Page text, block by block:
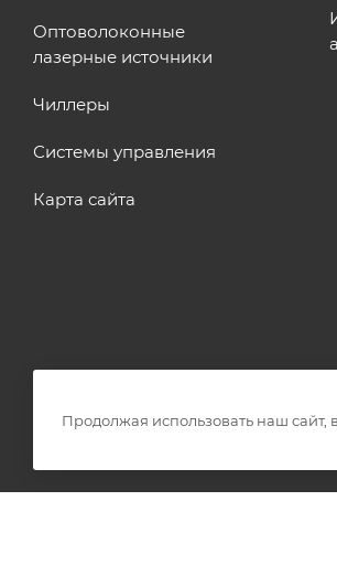
Оптоволоконные
лазерные источники
Чиллеры
Системы управления
Карта сайта
Продолжая использовать наш сайт,